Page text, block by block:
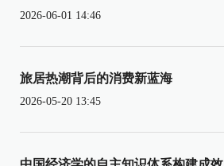
2026-06-01 14:46
旅居热潮背后的消费新蓝海
2026-05-20 13:45